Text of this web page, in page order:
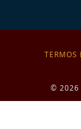
TERMOS
© 2026